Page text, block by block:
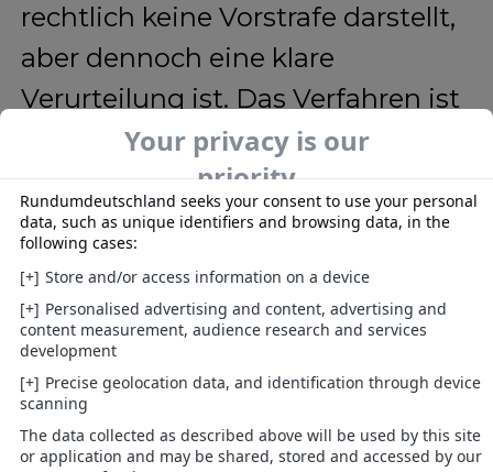
rechtlich keine Vorstrafe darstellt,
aber dennoch eine klare
Verurteilung ist. Das Verfahren ist
noch nicht rechtskräftig, aber der
politische Schaden ist
angerichtet. Besonders für eine
Partei wie die AfD, die sich als
Hüterin von Recht und Ordnung
sieht, ist der Vorfall brisant.